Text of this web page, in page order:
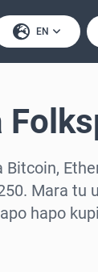
EN
Mara tu
hapo